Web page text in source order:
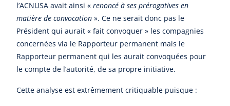
l’ACNUSA avait ainsi « renoncé à ses prérogatives en
matière de convocation ». Ce ne serait donc pas le
Président qui aurait « fait convoquer » les compagnies
concernées via le Rapporteur permanent mais le
Rapporteur permanent qui les aurait convoquées pour
le compte de l’autorité, de sa propre initiative.
Cette analyse est extrêmement critiquable puisque :